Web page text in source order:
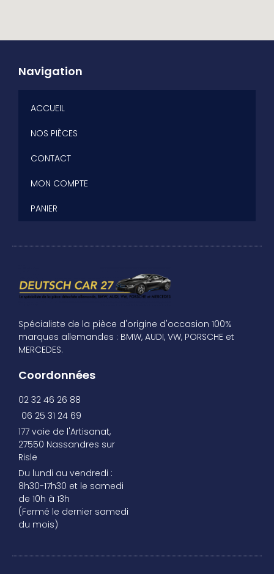
Navigation
ACCUEIL
NOS PIÈCES
CONTACT
MON COMPTE
PANIER
Spécialiste de la pièce d'origine d'occasion 100%
marques allemandes : BMW, AUDI, VW, PORSCHE et
MERCEDES.
Coordonnées
02 32 46 26 88
06 25 31 24 69
177 voie de l'Artisanat,
27550 Nassandres sur
Risle
Du lundi au vendredi :
8h30-17h30 et le samedi
de 10h à 13h
(Fermé le dernier samedi
du mois)